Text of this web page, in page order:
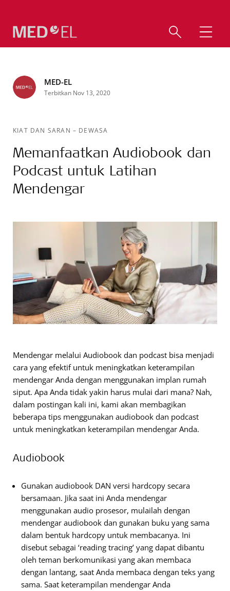
MED-EL
Terbitkan Nov 13, 2020
KIAT DAN SARAN – DEWASA
Memanfaatkan Audiobook dan
Podcast untuk Latihan
Mendengar
Mendengar melalui Audiobook dan podcast bisa menjadi
cara yang efektif untuk meningkatkan keterampilan
mendengar Anda dengan menggunakan implan rumah
siput. Apa Anda tidak yakin harus mulai dari mana? Nah,
dalam postingan kali ini, kami akan membagikan
beberapa tips menggunakan audiobook dan podcast
untuk meningkatkan keterampilan mendengar Anda.
Audiobook
Gunakan audiobook DAN versi hardcopy secara
bersamaan. Jika saat ini Anda mendengar
menggunakan audio prosesor, mulailah dengan
mendengar audiobook dan gunakan buku yang sama
dalam bentuk hardcopy untuk membacanya. Ini
disebut sebagai ‘reading tracing’ yang dapat dibantu
oleh teman berkomunikasi yang akan membaca
dengan lantang, saat Anda membaca dengan teks yang
sama. Saat keterampilan mendengar Anda